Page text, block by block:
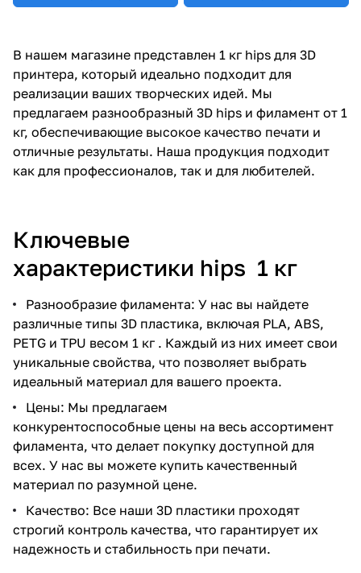
В нашем магазине представлен 1 кг hips для 3D
принтера, который идеально подходит для
реализации ваших творческих идей. Мы
предлагаем разнообразный 3D hips и филамент от 1
кг, обеспечивающие высокое качество печати и
отличные результаты. Наша продукция подходит
как для профессионалов, так и для любителей.
Ключевые
характеристики hips 1 кг
Разнообразие филамента: У нас вы найдете
различные типы 3D пластика, включая PLA, ABS,
PETG и TPU весом 1 кг . Каждый из них имеет свои
уникальные свойства, что позволяет выбрать
идеальный материал для вашего проекта.
Цены: Мы предлагаем
конкурентоспособные цены на весь ассортимент
филамента, что делает покупку доступной для
всех. У нас вы можете купить качественный
материал по разумной цене.
Качество: Все наши 3D пластики проходят
строгий контроль качества, что гарантирует их
надежность и стабильность при печати.